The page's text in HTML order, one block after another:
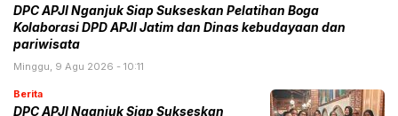
DPC APJI Nganjuk Siap Sukseskan Pelatihan Boga
Kolaborasi DPD APJI Jatim dan Dinas kebudayaan dan
pariwisata
Minggu, 9 Agu 2026 - 10:11
Berita
DPC APJI Nganjuk Siap Sukseskan